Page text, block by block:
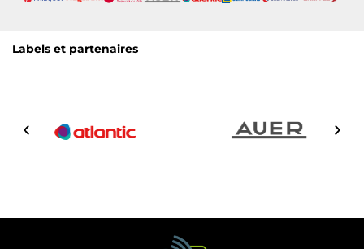
Labels et partenaires